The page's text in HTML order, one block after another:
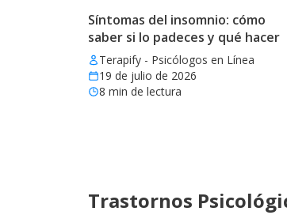
Síntomas del insomnio: cómo
saber si lo padeces y qué hacer
Terapify - Psicólogos en Línea
19 de julio de 2026
8 min de lectura
Trastornos